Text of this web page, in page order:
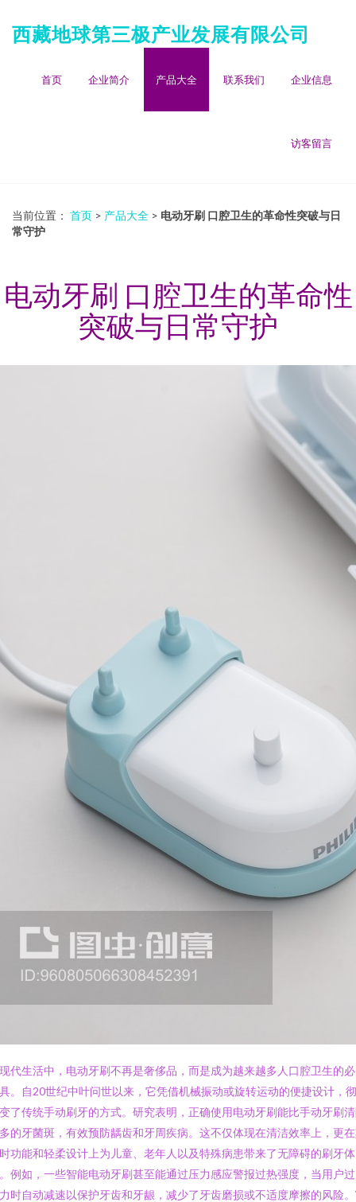
西藏地球第三极产业发展有限公司
首页 企业简介 产品大全 联系我们 企业信息
访客留言
当前位置： 首页 > 产品大全 > 电动牙刷 口腔卫生的革命性突破与日
常守护
电动牙刷 口腔卫生的革命性
突破与日常守护
代生活中，电动牙刷不再是奢侈品，而是成为越来越多人口腔卫生的
。自20世纪中叶问世以来，它凭借机械振动或旋转运动的便捷设计，
了传统手动刷牙的方式。研究表明，正确使用电动牙刷能比手动牙刷
的牙菌斑，有效预防龋齿和牙周疾病。这不仅体现在清洁效率上，更
功能和轻柔设计上为儿童、老年人以及特殊病患带来了无障碍的刷牙体
例如，一些智能电动牙刷甚至能通过压力感应警报过热强度，当用户
时自动减速以保护牙齿和牙龈，减少了牙齿磨损或不适度摩擦的风险